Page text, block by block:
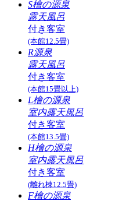
S檜の源泉
露天風呂
付き客室
(本館12.5畳)
R源泉
露天風呂
付き客室
(本館15畳以上)
L檜の源泉
室内露天風呂
付き客室
(本館13.5畳)
H檜の源泉
室内露天風呂
付き客室
(離れ棟12.5畳)
F檜の源泉